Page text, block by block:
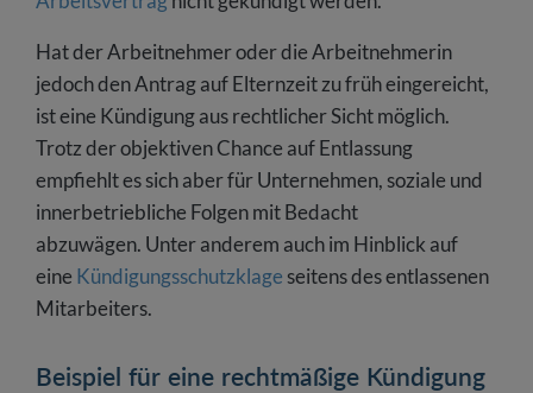
Hat der Arbeitnehmer oder die Arbeitnehmerin
jedoch den Antrag auf Elternzeit zu früh eingereicht,
ist eine Kündigung aus rechtlicher Sicht möglich.
Trotz der objektiven Chance auf Entlassung
empfiehlt es sich aber für Unternehmen, soziale und
innerbetriebliche Folgen mit Bedacht
abzuwägen. Unter anderem auch im Hinblick auf
eine Kündigungsschutzklageseitens des entlassenen
Mitarbeiters.
Beispiel für eine rechtmäßige Kündigung